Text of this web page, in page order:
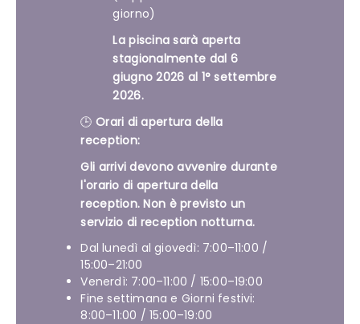
giorno)
La piscina sarà aperta
stagionalmente dal 6
giugno 2026 al 1° settembre
2026.
🕒 Orari di apertura della
reception:
Gli arrivi devono avvenire durante
l'orario di apertura della
reception. Non è previsto un
servizio di reception notturna.
Dal lunedì al giovedì: 7:00–11:00 /
15:00–21:00
Venerdì: 7:00–11:00 / 15:00–19:00
Fine settimana e Giorni festivi:
8:00–11:00 / 15:00–19:00